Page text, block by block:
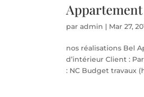
paradmin | Mar 27,
nos réalisations Bel
d’intérieur Client :
: NC Budget travaux